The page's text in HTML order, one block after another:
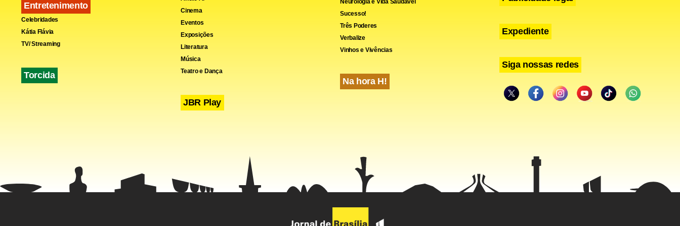
No caso do café conilon, a estimativa da Conab é de uma produção totalizada em 17,1
milhões de sacas. Se confirmado, o resultado representará, segundo a Conab, um
Entretenimento
Celebridades
Kátia Flávia
TV/ Streaming
Torcida
Cinema
Eventos
Exposições
Literatura
Música
Teatro e Dança
JBR Play
Neurologia e Vida Saudável
Sucesso!
Três Poderes
Verbalize
Vinhos e Vivências
Na hora H!
Expediente
Siga nossas redes